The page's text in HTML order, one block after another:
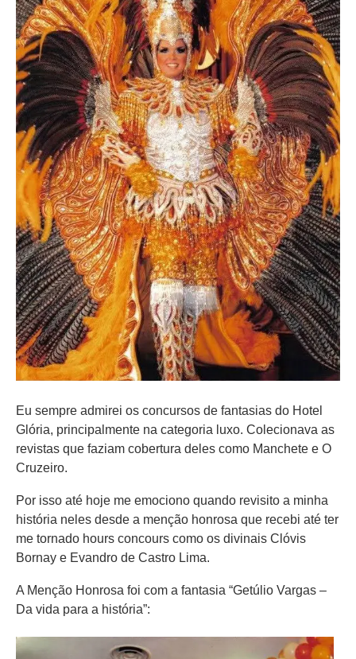
Eu sempre admirei os concursos de fantasias do Hotel
Glória, principalmente na categoria luxo. Colecionava as
revistas que faziam cobertura deles como Manchete e O
Cruzeiro.
Por isso até hoje me emociono quando revisito a minha
história neles desde a menção honrosa que recebi até ter
me tornado hours concours como os divinais Clóvis
Bornay e Evandro de Castro Lima.
A Menção Honrosa foi com a fantasia “Getúlio Vargas –
Da vida para a história”: